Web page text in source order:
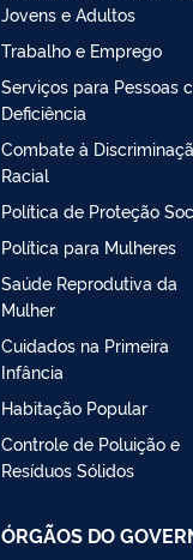
Jovens e Adultos
Trabalho e Emprego
Serviços para Pessoas
Deficiência
Combate à
Racial
Política de Proteção
Política para Mulheres
Saúde Reprodutiva da
Mulher
Cuidados na Primeira
Infância
Habitação Popular
Controle de Poluição e
Resíduos Sólidos
ÓRGÃOS DO